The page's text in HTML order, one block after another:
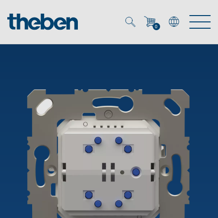
0
Energy Manager
Smart Home
DALI
Präsenzmelder & Bewegungsmelder
OEM-Lösungen
Ansprechpartner OEM
OEM-Referenzen
Lösungen
Zeit- und Lichtsteuerung
DALI-2 Lichtsteuerung
Service
Downloads
Unternehmen